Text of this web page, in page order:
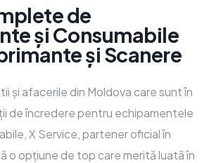
de
și Consumabile
și Scanere
și afacerile din Moldova care sunt în
de încredere pentru echipamentele
X Service, partener oficial în
o opțiune de top care merită luată în